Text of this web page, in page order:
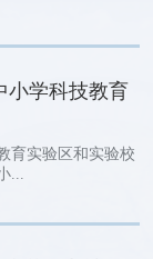
小学科技教育
育实验区和实验校
...